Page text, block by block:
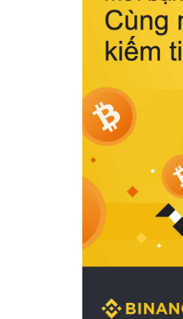
cột sống.
Bên cạnh
sản phẩm
tế còn
khuẩn và
thời tiết
thêm các
động của
phòng
người tại
Link) để
2. Các
chăn ga
ngủ
Để sở hữu
cao cấp
công
nhắc kỹ